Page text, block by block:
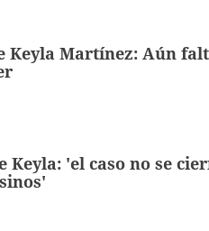
Keyla Martínez: Aún
Keyla: 'el caso no se